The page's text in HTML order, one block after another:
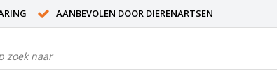
AANBEVOLEN DOOR DIERENARTSEN